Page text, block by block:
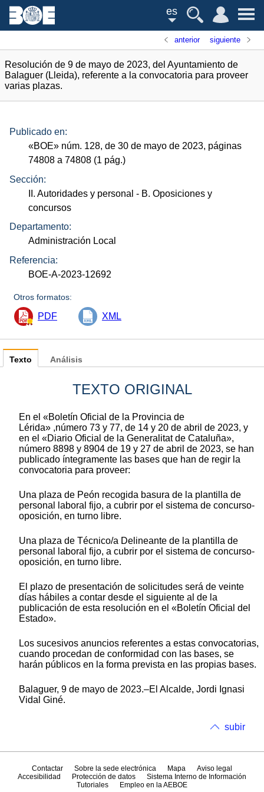
es
anterior siguiente
Resolución de 9 de mayo de 2023, del Ayuntamiento de
Balaguer (Lleida), referente a la convocatoria para proveer
varias plazas.
Publicado en:
«BOE» núm. 128, de 30 de mayo de 2023, páginas
74808 a 74808 (1 pág.)
Sección:
II. Autoridades y personal - B. Oposiciones y
concursos
Departamento:
Administración Local
Referencia:
BOE-A-2023-12692
Otros formatos:
PDF XML
Texto
TEXTO ORIGINAL
En el «Boletín Oficial de la Provincia de
Lérida» ,número 73 y 77, de 14 y 20 de abril de 2023, y
en el «Diario Oficial de la Generalitat de Cataluña»,
número 8898 y 8904 de 19 y 27 de abril de 2023, se han
publicado íntegramente las bases que han de regir la
convocatoria para proveer:
Una plaza de Peón recogida basura de la plantilla de
personal laboral fijo, a cubrir por el sistema de concurso-
oposición, en turno libre.
Una plaza de Técnico/a Delineante de la plantilla de
personal laboral fijo, a cubrir por el sistema de concurso-
oposición, en turno libre.
El plazo de presentación de solicitudes será de veinte
días hábiles a contar desde el siguiente al de la
publicación de esta resolución en el «Boletín Oficial del
Estado».
Los sucesivos anuncios referentes a estas convocatorias,
cuando procedan de conformidad con las bases, se
harán públicos en la forma prevista en las propias bases.
Balaguer, 9 de mayo de 2023.–El Alcalde, Jordi Ignasi
Vidal Giné.
Análisis
subir
Contactar Sobre la sede electrónica Mapa
Aviso legal
Accesibilidad
Protección de datos
Sistema Interno de Información
Tutoriales
Empleo en la AEBOE